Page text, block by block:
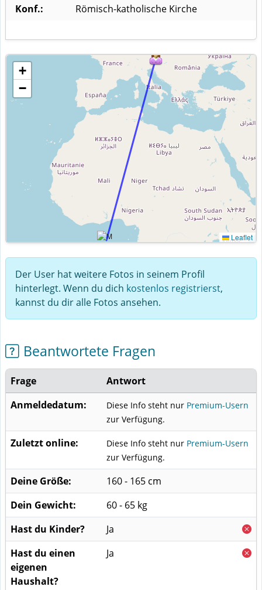
Konf.:
Römisch-katholische Kirche
+
−
Leaflet
Der User hat weitere Fotos in seinem Profil
hinterlegt. Wenn du dich kostenlos registrierst,
kannst du dir alle Fotos ansehen.
Beantwortete Fragen
Frage
Antwort
Anmeldedatum:
Diese Info steht nur Premium-Usern
zur Verfügung.
Zuletzt online: Diese Info steht nur Premium-Usern
zur Verfügung.
Deine Größe:
160 - 165 cm
Dein Gewicht:
60 - 65 kg
Hast du Kinder?
Ja
Hast du einen
eigenen
Haushalt?
Ja